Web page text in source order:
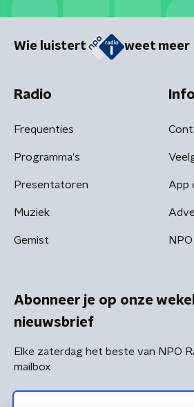
Wie luistert weet meer
Radio
Frequenties
Programma's
Presentatoren
Muziek
Gemist
Info
App
Abonneer je op onze
nieuwsbrief
Elke zaterdag het beste van NPO
mailbox